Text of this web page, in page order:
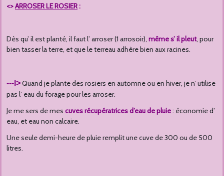
<>ARROSER LE ROSIER:
Dès qu’ il est planté, il faut l’ arroser (1 arrosoir), même s’ il pleut, pour
bien tasser la terre, et que le terreau adhère bien aux racines.
---l>Quand je plante des rosiers en automne ou en hiver, je n’ utilise
pas l’ eau du forage pour les arroser.
Je me sers de mes cuves récupératrices d’eau de pluie: économie d’
eau, et eau non calcaire.
Une seule demi-heure de pluie remplit une cuve de 300 ou de 500
litres.